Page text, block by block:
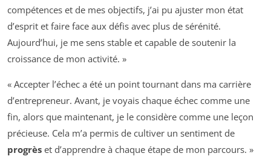
compétences et de mes objectifs, j’ai pu ajuster mon état
d’esprit et faire face aux défis avec plus de sérénité.
Aujourd’hui, je me sens stable et capable de soutenir la
croissance de mon activité. »
« Accepter l’échec a été un point tournant dans ma carrière
d’entrepreneur. Avant, je voyais chaque échec comme une
fin, alors que maintenant, je le considère comme une leçon
précieuse. Cela m’a permis de cultiver un sentiment de
progrès et d’apprendre à chaque étape de mon parcours. »